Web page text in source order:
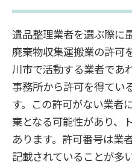
遺品整理業者を選ぶ際に
廃棄物収集運搬業の許可
川市で活動する業者であ
事務所から許可を得てい
す。この許可がない業者
棄となる可能性があり、
あります。許可番号は業
記載されていることが多